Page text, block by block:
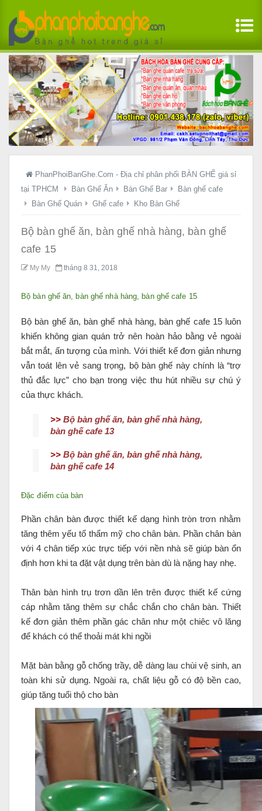
PhanPhoiBanGhe.Com - Địa chỉ phân phối BÀN GHẾ giá sỉ
tại TPHCM
Bàn Ghế Ăn Bàn Ghế Bar
Bàn ghế cafe
Bàn Ghế Quán
Ghế cafe Kho Bàn Ghế
Bộ bàn ghế ăn, bàn ghế nhà hàng, bàn ghế
cafe 15
My My tháng 8 31, 2018
Bộ bàn ghế ăn, bàn ghế nhà hàng, bàn ghế cafe 15
Bộ bàn ghế ăn, bàn ghế nhà hàng, bàn ghế cafe 15 luôn
khiến không gian quán trở nên hoàn hảo bằng vẻ ngoài
bắt mắt, ấn tượng của mình. Với thiết kế đơn giản nhưng
vẫn toát lên vẻ sang trọng, bộ bàn ghế này chính là “trợ
thủ đắc lực” cho bạn trong việc thu hút nhiều sự chú ý
của thực khách.
>> Bộ bàn ghế ăn, bàn ghế nhà hàng,
bàn ghế cafe 13
>> Bộ bàn ghế ăn, bàn ghế nhà hàng,
bàn ghế cafe 14
Đặc điểm của bàn
Phần chân bàn được thiết kế dạng hình tròn trơn nhằm
tăng thêm yếu tố thẩm mỹ cho chân bàn. Phần chân bàn
với 4 chân tiếp xúc trực tiếp với nền nhà sẽ giúp bàn ổn
định hơn khi ta đặt vật dụng trên bàn dù là nặng hay nhẹ.
Thân bàn hình trụ trơn dần lên trên được thiết kế cứng
cáp nhằm tăng thêm sự chắc chắn cho chân bàn. Thiết
kế đơn giản thêm phần gác chân như một chiêc vô lăng
để khách có thể thoải mát khi ngồi
Mặt bàn bằng gỗ chống trầy, dễ dàng lau chùi vệ sinh, an
toàn khi sử dụng. Ngoài ra, chất liệu gỗ có độ bền cao,
giúp tăng tuổi thộ cho bàn